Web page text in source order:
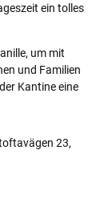
ein tolles
um mit
und Familien
Kantine eine
23,